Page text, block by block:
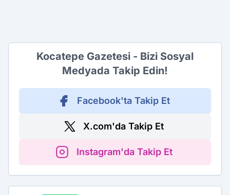
Kocatepe Gazetesi - Bizi Sosyal
Medyada Takip Edin!
Facebook'ta Takip Et
X.com'da Takip Et
Instagram'da Takip Et